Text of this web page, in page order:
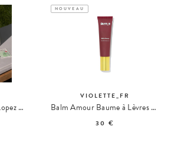
Le Cabas de l'Été Casa Lopez x Oh My Cream
NOUVEAU
VIOLETTE_FR
Balm Amour Baume à Lèvres Teinté
30 €